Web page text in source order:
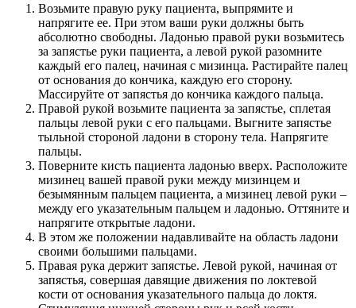
Возьмите правую руку пациента, выпрямите и
напрягите ее. При этом ваши руки должны быть
абсолютно свободны. Ладонью правой руки возьмитесь
за запястье руки пациента, а левой рукой разомните
каждый его палец, начиная с мизинца. Растирайте палец
от основания до кончика, каждую его сторону.
Массируйте от запястья до кончика каждого пальца.
Правой рукой возьмите пациента за запястье, сплетая
пальцы левой руки с его пальцами. Выгните запястье
тыльной стороной ладони в сторону тела. Напрягите
пальцы.
Поверните кисть пациента ладонью вверх. Расположите
мизинец вашей правой руки между мизинцем и
безымянным пальцем пациента, а мизинец левой руки –
между его указательным пальцем и ладонью. Оттяните и
напрягите открытые ладони.
В этом же положении надавливайте на область ладони
своими большими пальцами.
Правая рука держит запястье. Левой рукой, начиная от
запястья, совершая давящие движения по локтевой
кости от основания указательного пальца до локтя.